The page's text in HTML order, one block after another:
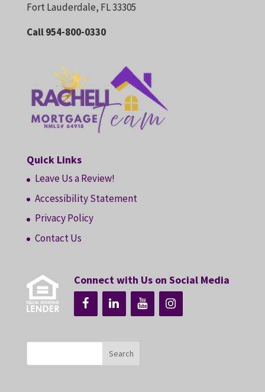
Fort Lauderdale, FL 33305
Call 954-800-0330
Quick Links
Leave Us a Review!
Accessibility Statement
Privacy Policy
Contact Us
Connect with Us on Social Media